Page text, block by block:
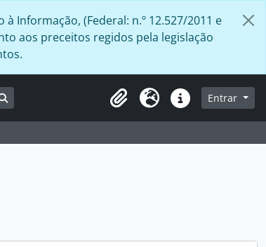
Informação, (Federal: n.º 12.527/2011 e
aos preceitos regidos pela legislação
Busque na página de navegação
Área de Transferência
Idioma Atalhos Entrar